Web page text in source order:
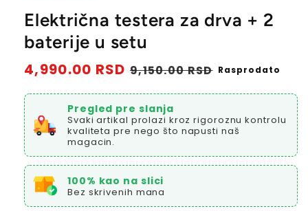
Električna testera za drva + 2
baterije u setu
Redovna
cena
4,990.00 RSD Prodajna
cena
9,150.00 RSD Rasprodato
Pregled pre slanja
Svaki artikal prolazi kroz rigoroznu kontrolu
kvaliteta pre nego što napusti naš
magacin.
100% kao na slici
Bez skrivenih mana